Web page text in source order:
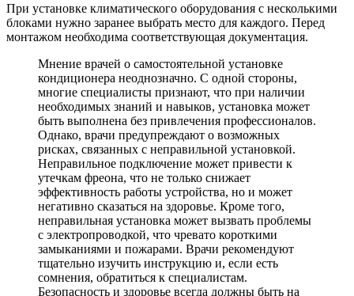
При установке климатического оборудования с несколькими
блоками нужно заранее выбрать место для каждого. Перед
монтажом необходима соответствующая документация.
Мнение врачей о самостоятельной установке
кондиционера неоднозначно. С одной стороны,
многие специалисты признают, что при наличии
необходимых знаний и навыков, установка может
быть выполнена без привлечения профессионалов.
Однако, врачи предупреждают о возможных
рисках, связанных с неправильной установкой.
Неправильное подключение может привести к
утечкам фреона, что не только снижает
эффективность работы устройства, но и может
негативно сказаться на здоровье. Кроме того,
неправильная установка может вызвать проблемы
с электропроводкой, что чревато короткими
замыканиями и пожарами. Врачи рекомендуют
тщательно изучить инструкцию и, если есть
сомнения, обратиться к специалистам.
Безопасность и здоровье всегда должны быть на